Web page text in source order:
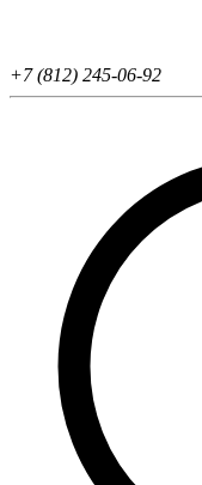
+7 (812) 245-06-92